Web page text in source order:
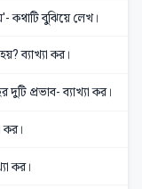
কথাটি বুঝিয়ে লেখ।
ব্যাখ্যা কর।
প্রভাব- ব্যাখ্যা কর।
কর।
কর।